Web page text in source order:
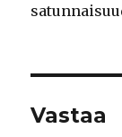
Vastaa